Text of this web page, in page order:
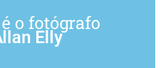
o fotógrafo
Elly